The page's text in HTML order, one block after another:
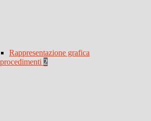
Rappresentazione grafica
2